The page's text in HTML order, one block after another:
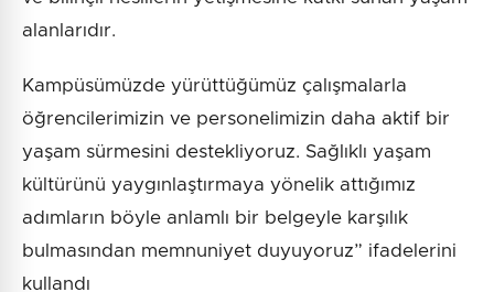
alanlarıdır.
Kampüsümüzde yürüttüğümüz çalışmalarla
öğrencilerimizin ve personelimizin daha aktif bir
yaşam sürmesini destekliyoruz. Sağlıklı yaşam
kültürünü yaygınlaştırmaya yönelik attığımız
adımların böyle anlamlı bir belgeyle karşılık
bulmasından memnuniyet duyuyoruz” ifadelerini
kullandı